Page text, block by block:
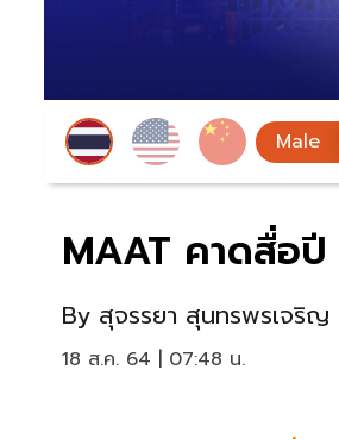
MAAT คาดสื่อ
By สุจรรยา สุนทรพรเจริญ
18 ส.ค. 64 | 07:48 น.